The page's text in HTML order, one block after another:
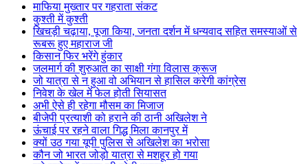
माफिया मुख्तार पर गहराता संकट
कुश्ती में कुश्ती
खिचड़ी चढ़ाया, पूजा किया, जनता दर्शन में धन्यवाद सहित समस्याओं से
रूबरू हुए महाराज जी
किसान फिर भरेंगे हुंकार
जलमार्ग की शुरुआत का साक्षी गंगा विलास क्रूज
जो यात्रा से न हुआ वो अभियान से हासिल करेगी कांग्रेस
निवेश के खेल में फेल होती सियासत
अभी ऐसे ही रहेगा मौसम का मिजाज
बीजेपी प्रत्याशी को हराने की ठानी अखिलेश ने
ऊंचाई पर रहने वाला गिद्ध मिला कानपुर में
क्यों उठ गया यूपी पुलिस से अखिलेश का भरोसा
कौन जो भारत जोड़ो यात्रा से मशहूर हो गया